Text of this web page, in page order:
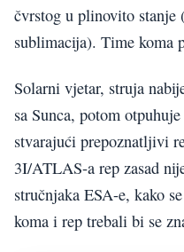
čvrstog u plinovito stanje
sublimacija). Time koma
Solarni vjetar, struja
sa Sunca, potom
stvarajući prepoznatljivi
3I/ATLAS-a rep zasad
stručnjaka ESA-e, kako
koma i rep trebali bi se